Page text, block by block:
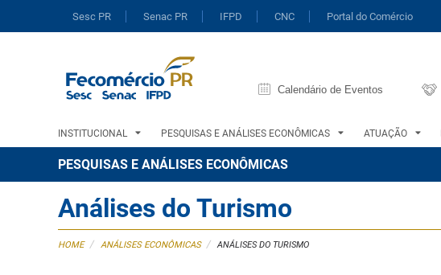
Sesc PR Senac PR IFPD CNC Portal do Comércio
Calendário de Eventos
INSTITUCIONAL PESQUISAS E ANÁLISES ECONÔMICAS ATUAÇÃO
PESQUISAS E ANÁLISES ECONÔMICAS
Análises do Turismo
HOME / ANÁLISES ECONÔMICAS / ANÁLISES DO TURISMO